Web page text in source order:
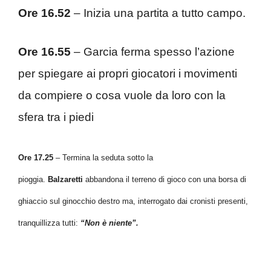
Ore 16.52 – Inizia una partita a tutto campo.
Ore 16.55 – Garcia ferma spesso l’azione
per spiegare ai propri giocatori i movimenti
da compiere o cosa vuole da loro con la
sfera tra i piedi
Ore 17.25 – Termina la seduta sotto la
pioggia. Balzaretti abbandona il terreno di gioco con una borsa di
ghiaccio sul ginocchio destro ma, interrogato dai cronisti presenti,
tranquillizza tutti: “Non è niente”.